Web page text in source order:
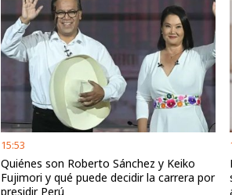
15:53
Quiénes son Roberto Sánchez y Keiko
Fujimori y qué puede decidir la carrera por
presidir Perú